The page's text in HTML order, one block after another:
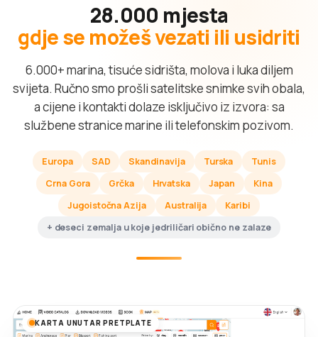
28.000 mjesta
gdje se možeš vezati ili usidriti
6.000+ marina, tisuće sidrišta, molova i luka diljem
svijeta. Ručno smo prošli satelitske snimke svih obala,
a cijene i kontakti dolaze isključivo iz izvora: sa
službene stranice marine ili telefonskim pozivom.
Europa SAD Skandinavija Turska
Tunis
Crna Gora
Grčka Hrvatska Japan
Kina
Jugoistočna Azija
Australija
Karibi
+ deseci zemalja u koje jedriličari obično ne zalaze
KARTA UNUTAR PRETPLATE